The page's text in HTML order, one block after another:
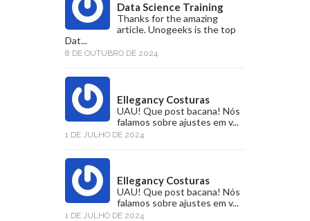
Data Science Training
Thanks for the amazing
article. Unogeeks is the top
Dat...
8 DE OUTUBRO DE 2024
Ellegancy Costuras
UAU! Que post bacana! Nós
falamos sobre ajustes em v...
1 DE JULHO DE 2024
Ellegancy Costuras
UAU! Que post bacana! Nós
falamos sobre ajustes em v...
1 DE JULHO DE 2024